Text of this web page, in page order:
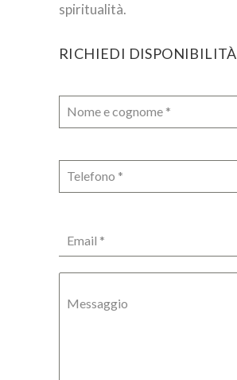
spiritualità.
RICHIEDI DISPONIBILITÀ
Nome e cognome *
Telefono *
Email *
Messaggio